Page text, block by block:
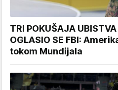
TRI POKUŠAJA
OGLASIO SE FBI:
tokom Mundijala